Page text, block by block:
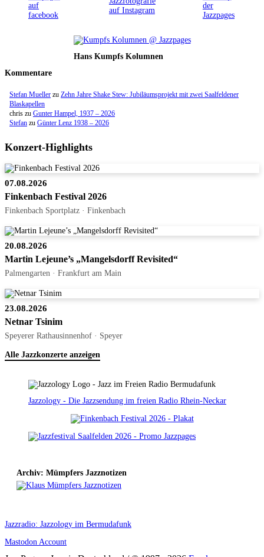
Hans Kumpfs Kolumnen
Kommentare
Stefan Mueller zu Zehn Jahre Shake Stew: Jubiläumsprojekt mit zwei Saalfeldener
Blaskapellen
chris zu Gunter Hampel, 1937 – 2026
Stefan zu Günter Lenz 1938 – 2026
Konzert-Highlights
07.08.2026
Finkenbach Festival 2026
Finkenbach Sportplatz · Finkenbach
20.08.2026
Martin Lejeune’s „Mangelsdorff Revisited“
Palmengarten · Frankfurt am Main
23.08.2026
Netnar Tsinim
Speyerer Rathausinnenhof · Speyer
Alle Jazzkonzerte anzeigen
Jazzology - Die Jazzsendung im freien Radio Rhein-Neckar
Archiv: Mümpfers Jazznotizen
Jazzradio: Jazzology im Bermudafunk
Mastodon Account